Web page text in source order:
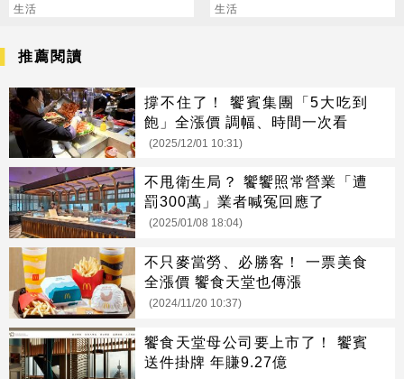
紅 網笑：謝饒命
生活
法
生活
推薦閱讀
撐不住了！ 饗賓集團「5大吃到
飽」全漲價 調幅、時間一次看
(2025/12/01 10:31)
不甩衛生局？ 饗饗照常營業「遭
罰300萬」業者喊冤回應了
(2025/01/08 18:04)
不只麥當勞、必勝客！ 一票美食
全漲價 饗食天堂也傳漲
(2024/11/20 10:37)
饗食天堂母公司要上市了！ 饗賓
送件掛牌 年賺9.27億